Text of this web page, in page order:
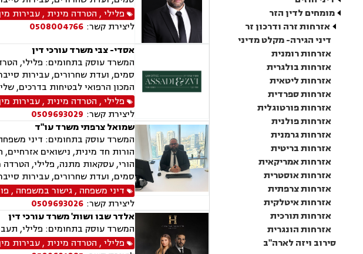
מומחים לדין הזר
אזרחות זרה ודרכון זר
דיני הגירה- מקלט מדיני
אזרחות רומנית
אזרחות בולגרית
אזרחות ליטאית
אזרחות ספרדית
אזרחות פורטוגלית
אזרחות פולנית
אזרחות גרמנית
אזרחות בריטית
אזרחות אמריקאית
אזרחות אוסטרית
אזרחות צרפתית
אזרחות איטלקית
אזרחות תורכית
אזרחות הונגרית
סירוב ויזה לארה"ב
פלילי, הטרדה מינית ,עבירות
ליצירת קשר: 0508004766
אסדי- צבי משרד עורכי דין
המשרד עוסק בתחומים: פלילי,
סמים, ועדת שחרורים, עבירות
המכון הרפואי לבטיחות בדרכים,
פלילי, הטרדה מינית ,עבירות
ליצירת קשר: 0509693029
שמואל צרפתי משרד עו"ד
המשרד עוסק בתחומים: דיני
הורות חד מינית, נישואים
הורי, עסקאות מתנה, פלילי, הטרדה
סמים, ועדת שחרורים, עבירות
דיני משפחה ,גישור במשפחה ,
ליצירת קשר: 0509693026
אלדר שבו ושות' משרד עורכי דין
המשרד עוסק בתחומים: פלילי,
פלילי, הטרדה מינית ,עבירות